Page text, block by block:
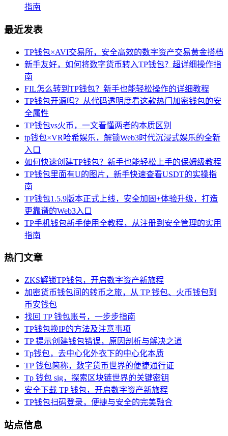
指南
最近发表
TP钱包×AVI交易所，安全高效的数字资产交易黄金搭档
新手友好，如何将数字货币转入TP钱包？超详细操作指
南
FIL怎么转到TP钱包？新手也能轻松操作的详细教程
TP钱包开源吗？从代码透明度看这款热门加密钱包的安
全属性
TP钱包vs火币，一文看懂两者的本质区别
tp钱包×VR哈希娱乐，解锁Web3时代沉浸式娱乐的全新
入口
如何快速创建TP钱包？新手也能轻松上手的保姆级教程
TP钱包里面有U的图片，新手快速查看USDT的实操指
南
TP钱包1.5.9版本正式上线，安全加固+体验升级，打造
更靠谱的Web3入口
TP手机钱包新手使用全教程，从注册到安全管理的实用
指南
热门文章
ZKS解锁TP钱包，开启数字资产新旅程
加密货币钱包间的转币之旅，从 TP 钱包、火币钱包到
币安钱包
找回 TP 钱包账号，一步步指南
TP钱包换IP的方法及注意事项
TP 提示创建钱包错误，原因剖析与解决之道
Tp钱包，去中心化外衣下的中心化本质
TP 钱包简称，数字货币世界的便捷通行证
Tp 钱包 sig，探索区块链世界的关键密钥
安全下载 TP 钱包，开启数字资产新旅程
TP钱包扫码登录，便捷与安全的完美融合
站点信息